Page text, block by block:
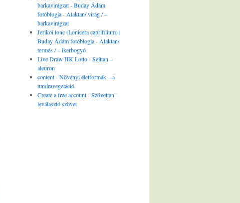
barkavirágzat - Buday Ádám
fotóblogja- Alaktan/ virág / –
barkavirágzat
Jerikói lonc (Lonicera caprifilium) |
Buday Ádám fotóblogja- Alaktan/
termés / – ikerbogyó
Live Draw HK Lotto-Sejttan –
aleuron
content-Növényi életformák – a
tundravegetáció
Create a free account-Szövettan –
leválasztó szövet